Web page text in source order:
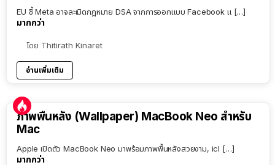
EU ชี้ Meta อาจละเมิดกฎหมาย DSA จากการออกแบบ Facebook แ […]
มากกว่า
โดย Thitirath Kinaret
อ่านเพิ่มเติม
ภาพพื้นหลัง (Wallpaper) MacBook Neo สำหรับ
Mac
Apple เปิดตัว MacBook Neo มาพร้อมภาพพื้นหลังสวยงาม, icl […]
มากกว่า